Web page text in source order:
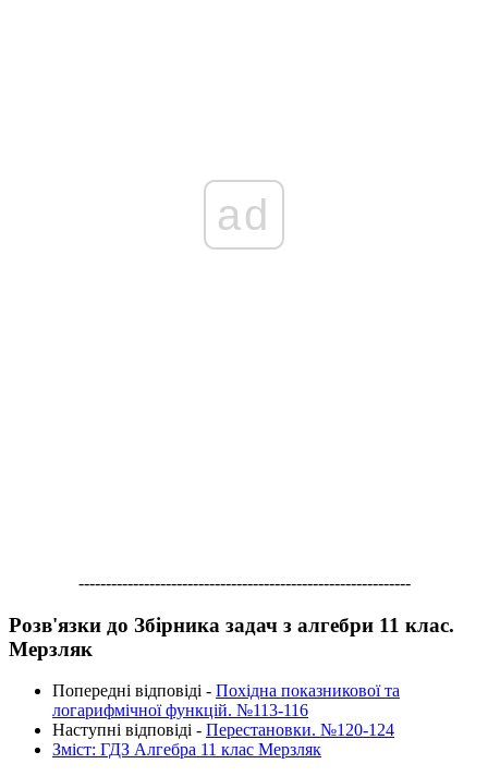
ad
-------------------------------------------------------------
Розв'язки до Збірника задач з алгебри 11 клас.
Мерзляк
Попередні відповіді - Похідна показникової та
логарифмічної функцій. №113-116
Наступні відповіді - Перестановки. №120-124
Зміст: ГДЗ Алгебра 11 клас Мерзляк